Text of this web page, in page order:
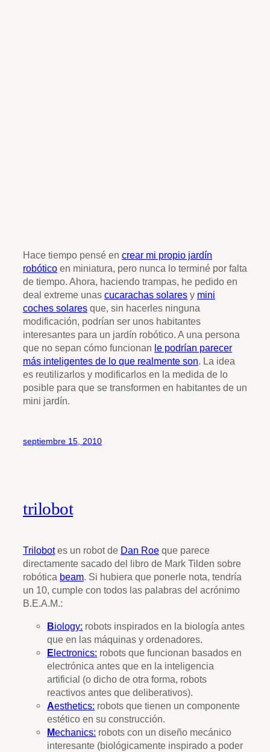
Hace tiempo pensé en crear mi propio jardín
robótico en miniatura, pero nunca lo terminé por falta
de tiempo. Ahora, haciendo trampas, he pedido en
deal extreme unas cucarachas solares y mini
coches solares que, sin hacerles ninguna
modificación, podrían ser unos habitantes
interesantes para un jardín robótico. A una persona
que no sepan cómo funcionan le podrían parecer
más inteligentes de lo que realmente son. La idea
es reutilizarlos y modificarlos en la medida de lo
posible para que se transformen en habitantes de un
mini jardín.
septiembre 15, 2010
trilobot
Trilobotes un robot de Dan Roe que parece
directamente sacado del libro de Mark Tilden sobre
robótica beam. Si hubiera que ponerle nota, tendría
un 10, cumple con todos las palabras del acrónimo
B.E.A.M.:
Biology: robots inspirados en la biología antes
que en las máquinas y ordenadores.
Electronics: robots que funcionan basados en
electrónica antes que en la inteligencia
artificial (o dicho de otra forma, robots
reactivos antes que deliberativos).
Aesthetics: robots que tienen un componente
estético en su construcción.
Mechanics: robots con un diseño mecánico
interesante (biológicamente inspirado a poder